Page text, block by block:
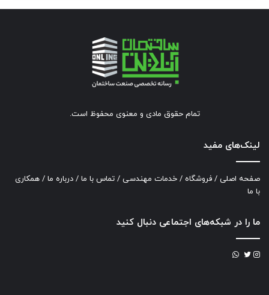
تمام حقوق مادی و معنوی محفوظ است.
لینک‌های مفید
صفحه اصلی / فروشگاه / خدمات مهندسی / تماس با ما / درباره ما / همکاری
با ما
ما را در شبکه‌های اجتماعی دنبال کنید